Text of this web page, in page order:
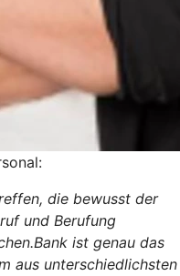
die bewusst der
und Berufung
ist genau das
aus unterschiedlichsten